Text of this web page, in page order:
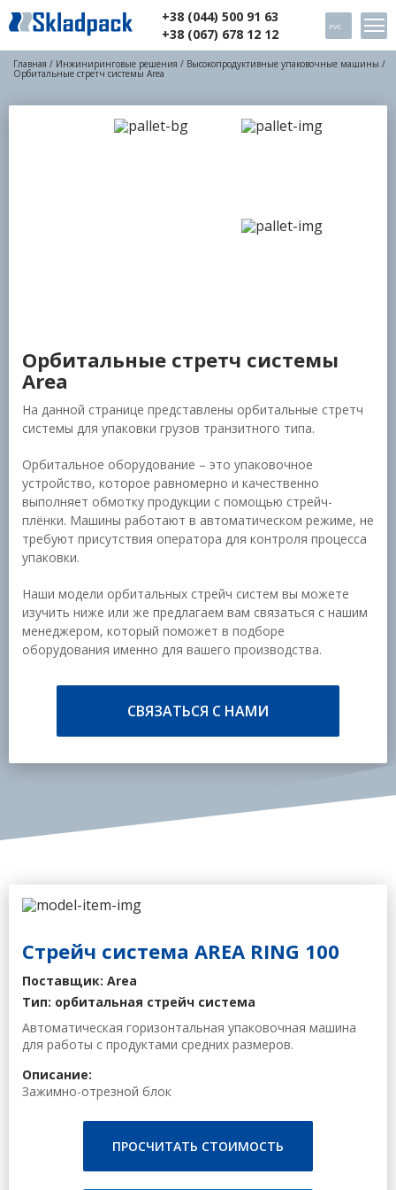
+38 (044) 500 91 63
+38 (067) 678 12 12
РУС
Главная / Инжиниринговые решения / Высокопродуктивные упаковочные машины /
Орбитальные стретч системы Area
Орбитальные стретч системы
Area
На данной странице представлены орбитальные стретч
системы для упаковки грузов транзитного типа.
Орбитальное оборудование – это упаковочное
устройство, которое равномерно и качественно
выполняет обмотку продукции с помощью стрейч-
плёнки. Машины работают в автоматическом режиме, не
требуют присутствия оператора для контроля процесса
упаковки.
Наши модели орбитальных стрейч систем вы можете
изучить ниже или же предлагаем вам связаться с нашим
менеджером, который поможет в подборе
оборудования именно для вашего производства.
СВЯЗАТЬСЯ С НАМИ
Стрейч система AREA RING 100
Поставщик: Area
Тип: орбитальная стрейч система
Автоматическая горизонтальная упаковочная машина
для работы с продуктами средних размеров.
Описание:
Зажимно-отрезной блок
зубчатым лезвием
Блок давления на входе и выходе
Блок предварительного растяжения: механический до
ПРОСЧИТАТЬ СТОИМОСТЬ